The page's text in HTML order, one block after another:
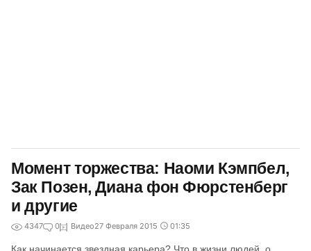
Момент торжества: Наоми Кэмпбел,
Зак Позен, Диана фон Фюрстенберг
и другие
4347 0 Видео27 Февраля 2015 01:35